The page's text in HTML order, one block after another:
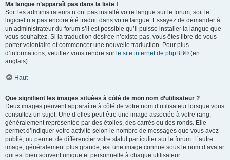
Ma langue n’apparaît pas dans la liste !
Soit les administrateurs n’ont pas installé votre langue sur le forum, soit le
logiciel n’a pas encore été traduit dans votre langue. Essayez de demander à
un administrateur du forum s’il est possible qu’il puisse installer la langue que
vous souhaitez. Si la traduction désirée n’existe pas, vous êtes libre de vous
porter volontaire et commencer une nouvelle traduction. Pour plus
d’informations, veuillez vous rendre sur le site internet de phpBB® (en
anglais).
Haut
Que signifient les images situées à côté de mon nom d’utilisateur ?
Deux images peuvent apparaître à côté de votre nom d’utilisateur lorsque vous
consultez un sujet. Une d’elles peut être une image associée à votre rang,
généralement représentée par des étoiles, des carrés ou des ronds. Elle
permet d’indiquer votre activité selon le nombre de messages que vous avez
publié, ou permet de différencier votre statut particulier sur le forum. L’autre
image, généralement plus grande, est une image connue sous le nom d’avatar
qui est bien souvent unique et personnelle à chaque utilisateur.